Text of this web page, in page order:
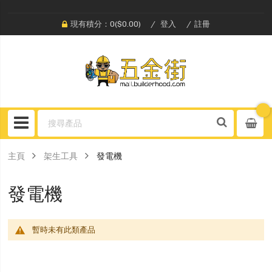
現有積分：0($0.00) 登入 註冊
主頁 架生工具 發電機
發電機
暫時未有此類產品